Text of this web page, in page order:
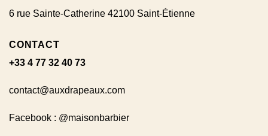
6 rue Sainte-Catherine 42100 Saint-Étienne
CONTACT
+33 4 77 32 40 73
contact@auxdrapeaux.com
Facebook : @maisonbarbier